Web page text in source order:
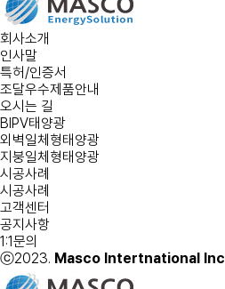
회사소개
인사말
특허/인증서
조달우수제품안내
오시는 길
BIPV태양광
외벽일체형태양광
지붕일체형태양광
시공사례
시공사례
고객센터
공지사항
1:1문의
ⓒ2023. Masco Intertnational Inc